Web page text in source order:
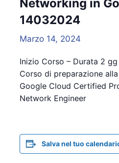
Networking in
14032024
Marzo 14, 2024
Inizio Corso – Durata 2 gg
Corso di preparazione
Google Cloud Certified
Network Engineer
Salva nel tuo